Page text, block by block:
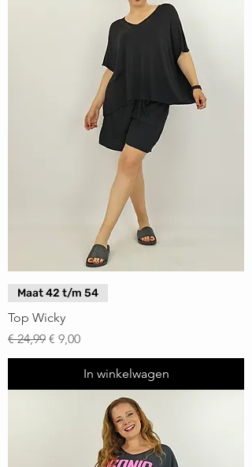
Maat 42 t/m 54
Top Wicky
Normale prijs
€ 24,99 Verkoopprijs
€ 9,00
In winkelwagen